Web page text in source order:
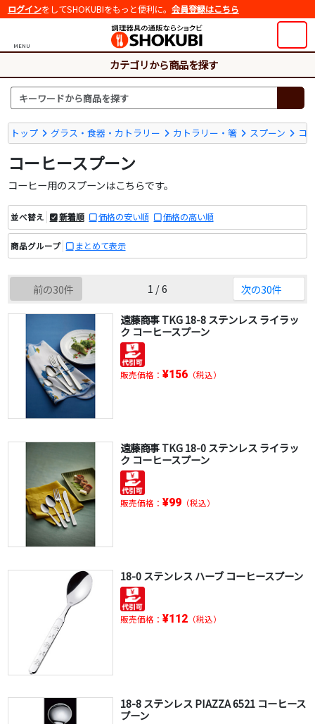
ログインをしてSHOKUBIをもっと便利に。 会員登録はこちら
MENU
カテゴリから商品を探す
トップ グラス・食器・カトラリー カトラリー・箸 スプーン コ
コーヒースプーン
コーヒー用のスプーンはこちらです。
並べ替え 新着順 価格の安い順 価格の高い順
商品グループ まとめて表示
前の30件 1 / 6 次の30件
遠藤商事 TKG 18-8 ステンレス ライラッ
ク コーヒースプーン
販売価格： ¥156（税込）
遠藤商事 TKG 18-0 ステンレス ライラッ
ク コーヒースプーン
販売価格： ¥99（税込）
18-0 ステンレス ハーブ コーヒースプーン
販売価格： ¥112（税込）
18-8 ステンレス PIAZZA 6521 コーヒース
プーン